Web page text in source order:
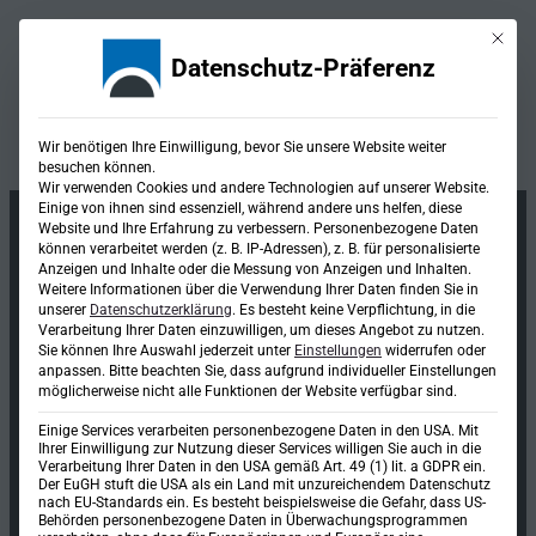
Kategorie:Knotenpunkte
Ingenieurgesellschaft mbH & Co. KG
Richard-Wagner-Straße 6
Mit
Datenschutz-Präferenz
Wir benötigen Ihre Einwilligung, bevor Sie unsere Website weiter
besuchen können.
Wir verwenden Cookies und andere Technologien auf unserer Website.
Einige von ihnen sind essenziell, während andere uns helfen, diese
Website und Ihre Erfahrung zu verbessern. Personenbezogene Daten
können verarbeitet werden (z. B. IP-Adressen), z. B. für personalisierte
Anzeigen und Inhalte oder die Messung von Anzeigen und Inhalten.
Weitere Informationen über die Verwendung Ihrer Daten finden Sie in
unserer Datenschutzerklärung. Es besteht keine Verpflichtung, in die
Verarbeitung Ihrer Daten einzuwilligen, um dieses Angebot zu nutzen.
Sie können Ihre Auswahl jederzeit unter Einstellungen widerrufen oder
anpassen. Bitte beachten Sie, dass aufgrund individueller Einstellungen
möglicherweise nicht alle Funktionen der Website verfügbar sind.
Einige Services verarbeiten personenbezogene Daten in den USA. Mit
Ihrer Einwilligung zur Nutzung dieser Services willigen Sie auch in die
Verarbeitung Ihrer Daten in den USA gemäß Art. 49 (1) lit. a GDPR ein.
Der EuGH stuft die USA als ein Land mit unzureichendem Datenschutz
nach EU-Standards ein. Es besteht beispielsweise die Gefahr, dass US-
Behörden personenbezogene Daten in Überwachungsprogrammen